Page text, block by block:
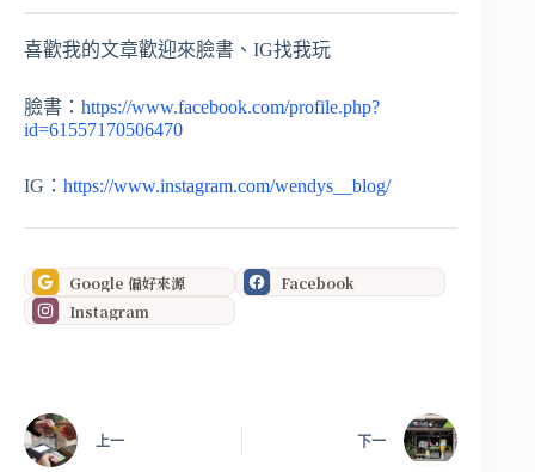
喜歡我的文章歡迎來臉書、IG找我玩
臉書： https://www.facebook.com/profile.php?
id=61557170506470
IG： https://www.instagram.com/wendys__blog/
Google 偏好來源
Facebook
Instagram
上一 下一